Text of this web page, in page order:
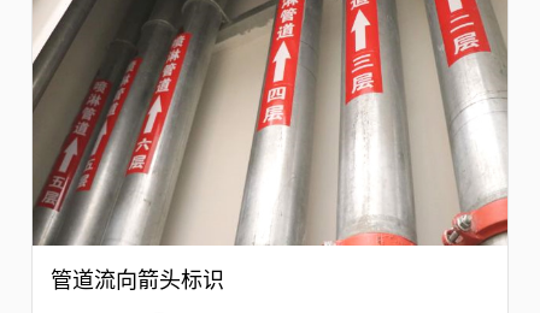
管道流向箭头标识